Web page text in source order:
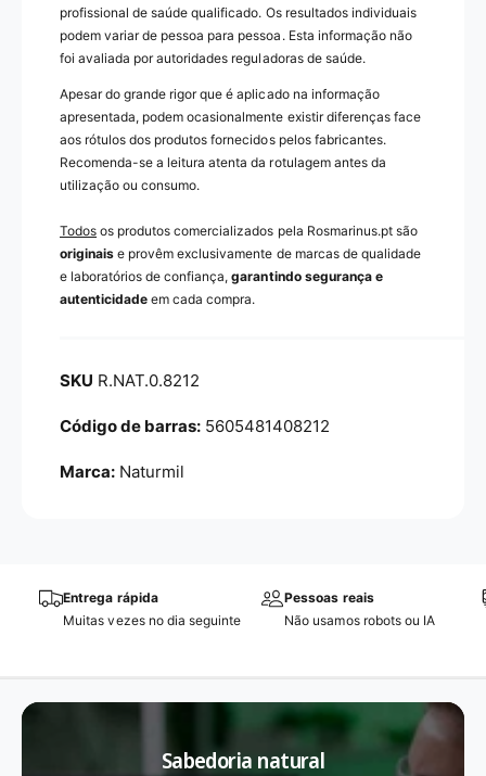
profissional de saúde qualificado. Os resultados individuais
podem variar de pessoa para pessoa. Esta informação não
foi avaliada por autoridades reguladoras de saúde.
Apesar do grande rigor que é aplicado na informação
apresentada, podem ocasionalmente existir diferenças face
aos rótulos dos produtos fornecidos pelos fabricantes.
Recomenda-se a leitura atenta da rotulagem antes da
utilização ou consumo.
Todos os produtos comercializados pela Rosmarinus.pt são
originais e provêm exclusivamente de marcas de qualidade
e laboratórios de confiança,garantindo segurança e
autenticidade em cada compra.
R.NAT.0.8212
5605481408212
Marca: Naturmil
Entrega rápida
Muitas vezes no dia seguinte
Pessoas reais
Não usamos robots ou IA
Sabedoria natural